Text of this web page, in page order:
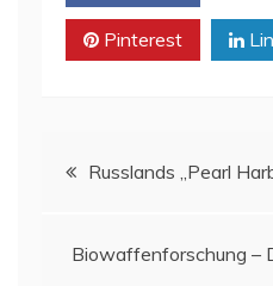
Pinterest
Russlands „Pearl
Biowaffenforschung –